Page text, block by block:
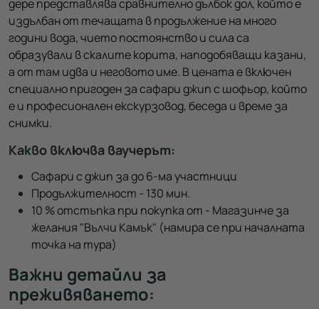
дере представлява сравнително дълбок дол, който е
издълбан от течащата в продължение на много
години вода, чието постоянство и сила са
образували в скалите корита, наподобяващи казани,
а от там идва и неговото име. В цената е включен
специално пригоден за сафари джип с шофьор, който
е и професионален екскурзовод, беседа и време за
снимки.
Какво включва ваучерът:
Сафари с джип за до 6-ма участници
Продължителност - 130 мин.
10 % отстъпка при покупка от - Магазинче за
желания "Вълчи Камък" (намира се при началната
точка на тура)
Важни детайли за
преживяването: